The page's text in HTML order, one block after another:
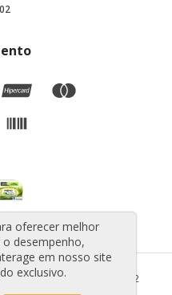
- CNPJ: 44.706.010/0001-12
oferecer melhor
desempenho,
em nosso site
exclusivo.